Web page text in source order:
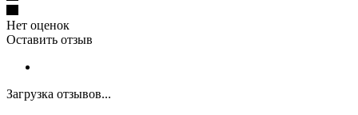
Нет оценок
Оставить отзыв
Загрузка отзывов...